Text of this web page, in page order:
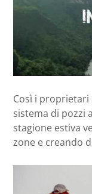
Così i proprietari
sistema di pozzi
stagione estiva
zone e creando